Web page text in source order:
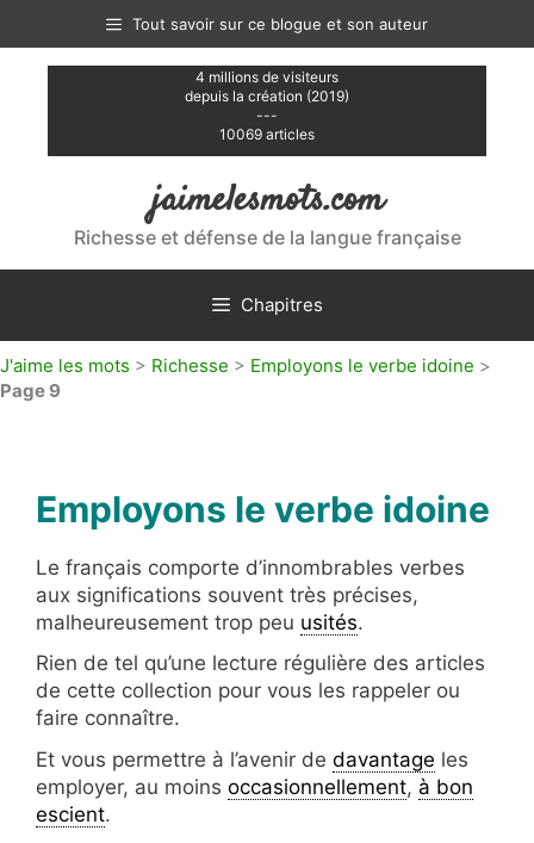
contenu
Tout savoir sur ce blogue et son auteur
4 millions de visiteurs
depuis la création (2019)
---
10069 articles
jaimelesmots.com
Richesse et défense de la langue française
Chapitres
J'aime les mots > Richesse > Employons le verbe idoine >
Page 9
Employons le verbe idoine
Le français comporte d’innombrables verbes
aux significations souvent très précises,
malheureusement trop peu usités.
Rien de tel qu’une lecture régulière des articles
de cette collection pour vous les rappeler ou
faire connaître.
Et vous permettre à l’avenir de davantage les
employer, au moins occasionnellement, à bon
escient.